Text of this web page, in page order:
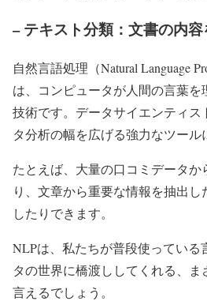
– テキスト分類：文書の内
自然言語処理（Natural Language
は、コンピュータが人間の言葉
技術です。データサイエンティス
タ分析の幅を広げる強力なツール
たとえば、大量の口コミデータか
り、文章から重要な情報を抽出
したりできます。
NLPは、私たちが普段使っている
タの世界に橋渡ししてくれる、ま
言えるでしょう。